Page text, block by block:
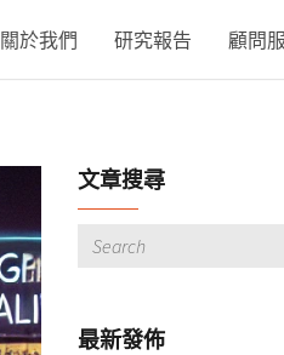
關於我們 研究報告 顧問
文章搜尋
最新發佈